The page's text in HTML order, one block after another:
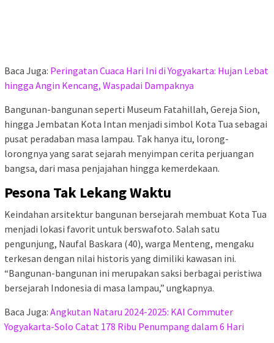
Baca Juga: Peringatan Cuaca Hari Ini di Yogyakarta: Hujan Lebat
hingga Angin Kencang, Waspadai Dampaknya
Bangunan-bangunan seperti Museum Fatahillah, Gereja Sion,
hingga Jembatan Kota Intan menjadi simbol Kota Tua sebagai
pusat peradaban masa lampau. Tak hanya itu, lorong-
lorongnya yang sarat sejarah menyimpan cerita perjuangan
bangsa, dari masa penjajahan hingga kemerdekaan.
Pesona Tak Lekang Waktu
Keindahan arsitektur bangunan bersejarah membuat Kota Tua
menjadi lokasi favorit untuk berswafoto. Salah satu
pengunjung, Naufal Baskara (40), warga Menteng, mengaku
terkesan dengan nilai historis yang dimiliki kawasan ini.
“Bangunan-bangunan ini merupakan saksi berbagai peristiwa
bersejarah Indonesia di masa lampau,” ungkapnya.
Baca Juga: Angkutan Nataru 2024-2025: KAI Commuter
Yogyakarta-Solo Catat 178 Ribu Penumpang dalam 6 Hari